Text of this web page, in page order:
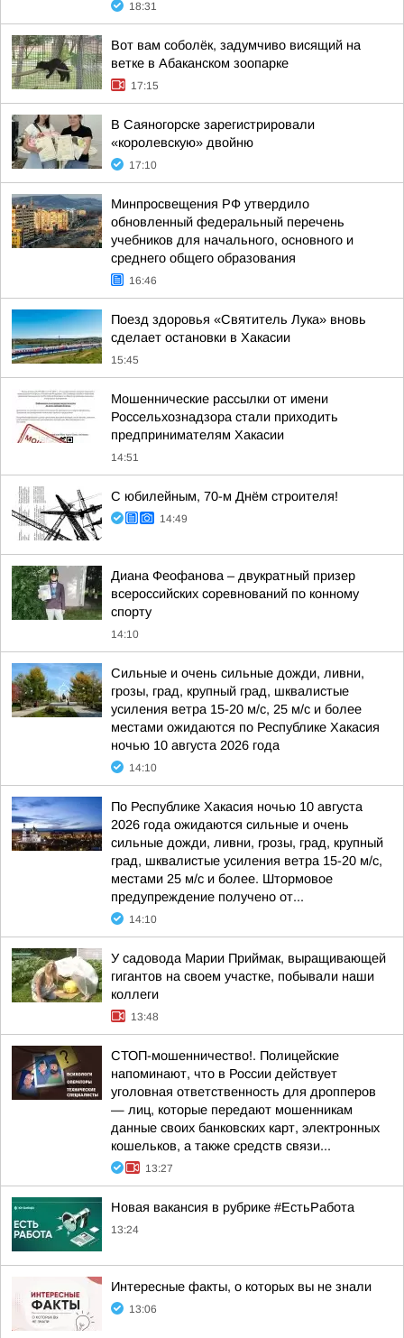
18:31
Вот вам соболёк, задумчиво висящий на
ветке в Абаканском зоопарке
17:15
В Саяногорске зарегистрировали
«королевскую» двойню
17:10
Минпросвещения РФ утвердило
обновленный федеральный перечень
учебников для начального, основного и
среднего общего образования
16:46
Поезд здоровья «Святитель Лука» вновь
сделает остановки в Хакасии
15:45
Мошеннические рассылки от имени
Россельхознадзора стали приходить
предпринимателям Хакасии
14:51
С юбилейным, 70-м Днём строителя!
14:49
Диана Феофанова – двукратный призер
всероссийских соревнований по конному
спорту
14:10
Сильные и очень сильные дожди, ливни,
грозы, град, крупный град, шквалистые
усиления ветра 15-20 м/с, 25 м/с и более
местами ожидаются по Республике Хакасия
ночью 10 августа 2026 года
14:10
По Республике Хакасия ночью 10 августа
2026 года ожидаются сильные и очень
сильные дожди, ливни, грозы, град, крупный
град, шквалистые усиления ветра 15-20 м/с,
местами 25 м/с и более. Штормовое
предупреждение получено от...
14:10
У садовода Марии Приймак, выращивающей
гигантов на своем участке, побывали наши
коллеги
13:48
СТОП-мошенничество!. Полицейские
напоминают, что в России действует
уголовная ответственность для дропперов
— лиц, которые передают мошенникам
данные своих банковских карт, электронных
кошельков, а также средств связи...
13:27
Новая вакансия в рубрике #ЕстьРабота
13:24
Интересные факты, о которых вы не знали
13:06